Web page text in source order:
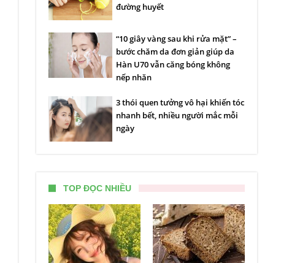
đường huyết
“10 giây vàng sau khi rửa mặt” –
bước chăm da đơn giản giúp da
Hàn U70 vẫn căng bóng không
nếp nhăn
3 thói quen tưởng vô hại khiến tóc
nhanh bết, nhiều người mắc mỗi
ngày
TOP ĐỌC NHIỀU